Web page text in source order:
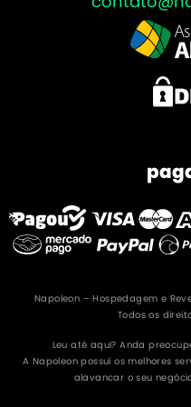
Napoleon – Hospedagem e
Todos os
Leu até aqui? Anda
A Napoleon possuí os melhores
alavancar o seu